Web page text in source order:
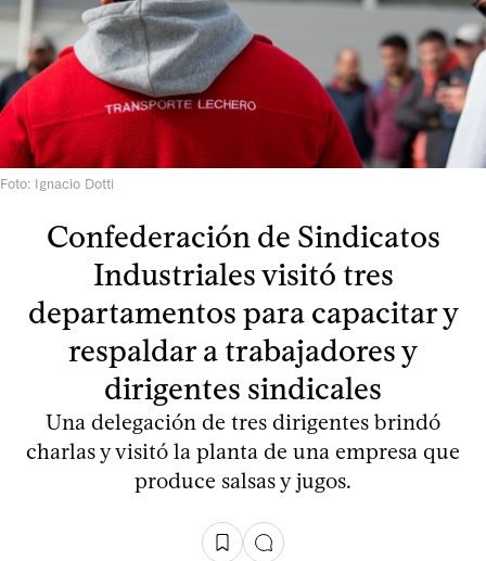
Foto: Ignacio Dotti
Confederación de Sindicatos
Industriales visitó tres
departamentos para capacitar y
respaldar a trabajadores y
dirigentes sindicales
Una delegación de tres dirigentes brindó
charlas y visitó la planta de una empresa que
produce salsas y jugos.